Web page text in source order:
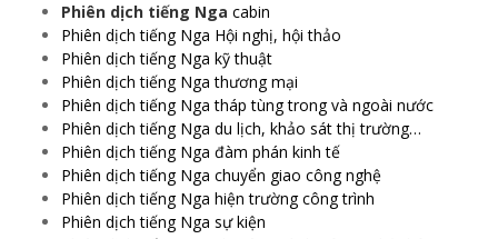
Phiên dịch tiếng Nga cabin
Phiên dịch tiếng Nga Hội nghị, hội thảo
Phiên dịch tiếng Nga kỹ thuật
Phiên dịch tiếng Nga thương mại
Phiên dịch tiếng Nga tháp tùng trong và ngoài nước
Phiên dịch tiếng Nga du lịch, khảo sát thị trường…
Phiên dịch tiếng Nga đàm phán kinh tế
Phiên dịch tiếng Nga chuyển giao công nghệ
Phiên dịch tiếng Nga hiện trường công trình
Phiên dịch tiếng Nga sự kiện